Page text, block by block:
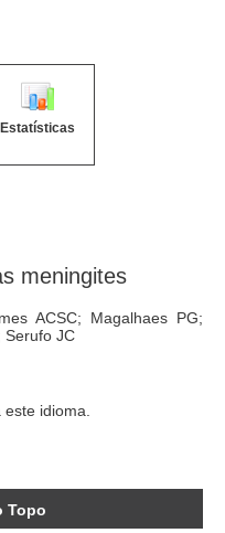
Estatísticas
meningites
ACSC; Magalhaes PG;
Serufo JC
idioma.
Topo